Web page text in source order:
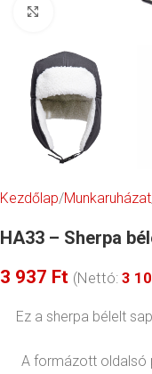
Kezdőlap Munkaruházat
HA33 – Sherpa
3 937 Ft (Nettó: 3
Ez a sherpa bélelt
A formázott oldalsó